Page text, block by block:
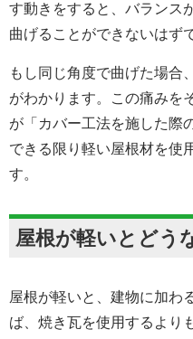
す動きをすると、バランス
曲げることができないはず
もし同じ角度で曲げた場合
がわかります。この痛みを
が「カバー工法を施した際
できる限り軽い屋根材を使
す。
屋根が軽いとどう
屋根が軽いと、建物に加わ
ば、焼き瓦を使用するより